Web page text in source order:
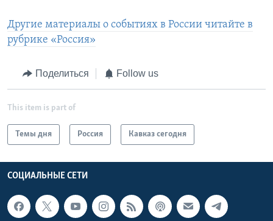
Другие материалы о событиях в России читайте в
рубрике «Россия»
Поделиться Follow us
This item is part of
Темы дня Россия Кавказ сегодня
СОЦИАЛЬНЫЕ СЕТИ